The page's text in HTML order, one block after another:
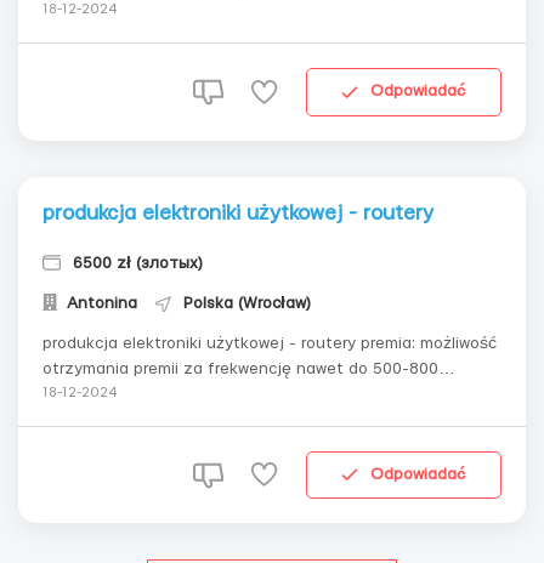
18-12-2024
Odpowiadać
produkcja elektroniki użytkowej - routery
6500 zł (злотых)
Antonina Polska (Wrocław)
produkcja elektroniki użytkowej - routery premia: możliwość
otrzymania premii za frekwencję nawet do 500-800
złpremia +5.60 zł brutto za każdą godzinę zmiany nocnej
jak i nocnej (06:00-1...
18-12-2024
Odpowiadać